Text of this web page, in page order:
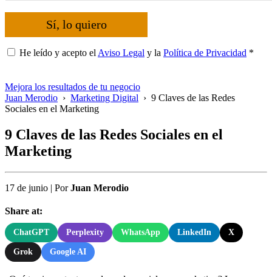
Sí, lo quiero
He leído y acepto el Aviso Legal y la Política de Privacidad *
Mejora los resultados de tu negocio
Juan Merodio › Marketing Digital › 9 Claves de las Redes
Sociales en el Marketing
9 Claves de las Redes Sociales en el
Marketing
17 de junio | PorJuan Merodio
Share at:
ChatGPT Perplexity WhatsApp LinkedIn X
Grok Google AI